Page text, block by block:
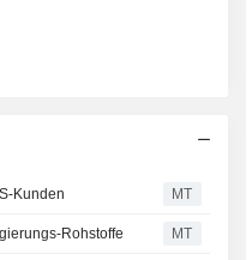
Kunden MT
Rohstoffe MT